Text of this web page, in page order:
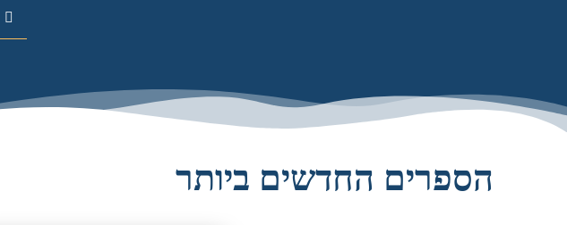
הספרים החדשים ביותר